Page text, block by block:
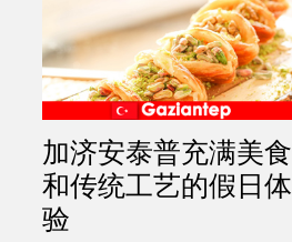
加济安泰普充满美食
和传统工艺的假日体
验